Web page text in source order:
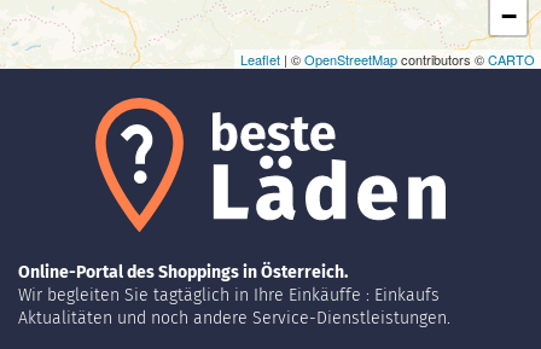
−
Leaflet | ©OpenStreetMapcontributors ©CARTO
Online-Portal des Shoppings in Österreich.
Wir begleiten Sie tagtäglich in Ihre Einkäuffe : Einkaufs
Aktualitäten und noch andere Service-Dienstleistungen.